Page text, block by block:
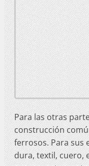
Para las otras
construcción
ferrosos. Para sus
dura, textil, cuero,